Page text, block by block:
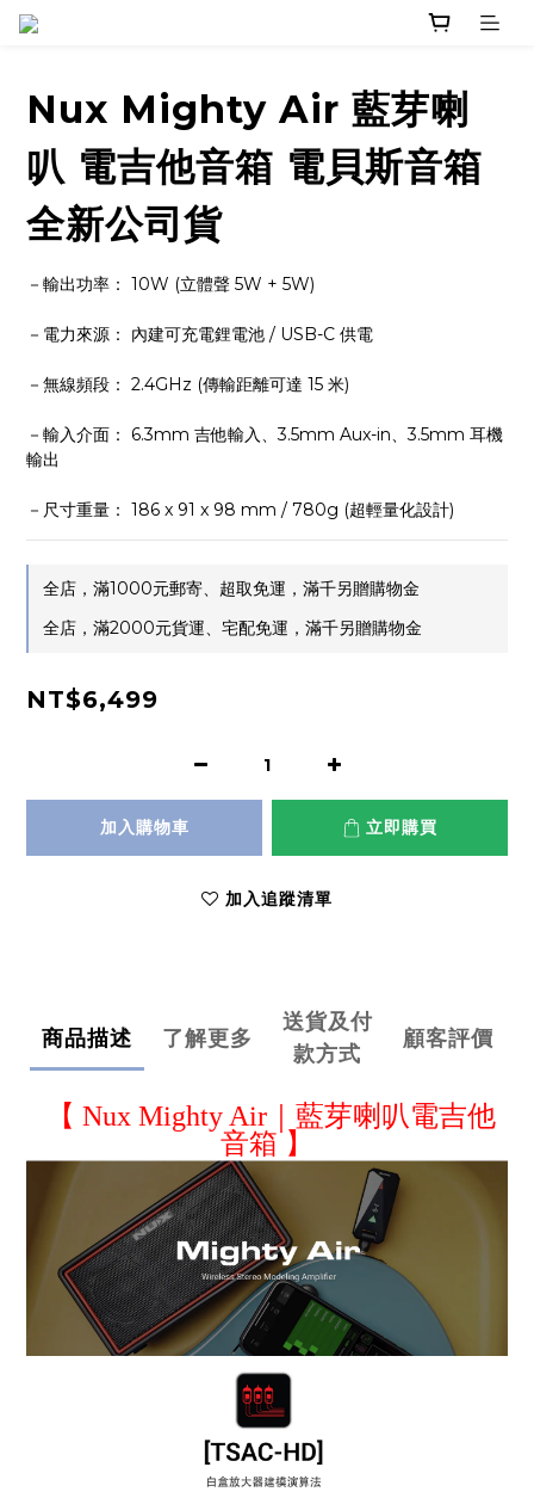
Nux Mighty Air 藍芽喇
叭 電吉他音箱 電貝斯音箱
全新公司貨
－輸出功率： 10W (立體聲 5W + 5W)
－電力來源： 內建可充電鋰電池 / USB-C 供電
－無線頻段： 2.4GHz (傳輸距離可達 15 米)
－輸入介面： 6.3mm 吉他輸入、3.5mm Aux-in、3.5mm 耳機
輸出
－尺寸重量： 186 x 91 x 98 mm / 780g (超輕量化設計)
全店，滿1000元郵寄、超取免運，滿千另贈購物金
全店，滿2000元貨運、宅配免運，滿千另贈購物金
NT$6,499
加入購物車 立即購買
加入追蹤清單
商品描述 了解更多
送貨及付
款方式
顧客評價
【 Nux Mighty Air｜藍芽喇叭電吉他
音箱 】